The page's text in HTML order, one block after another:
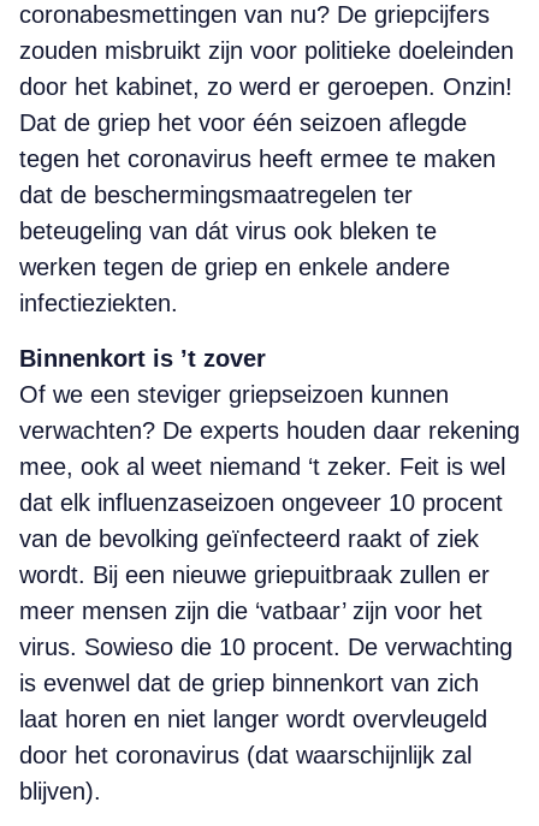
coronabesmettingen van nu? De griepcijfers
zouden misbruikt zijn voor politieke doeleinden
door het kabinet, zo werd er geroepen. Onzin!
Dat de griep het voor één seizoen aflegde
tegen het coronavirus heeft ermee te maken
dat de beschermingsmaatregelen ter
beteugeling van dát virus ook bleken te
werken tegen de griep en enkele andere
infectieziekten.
Binnenkort is ’t zover
Of we een steviger griepseizoen kunnen
verwachten? De experts houden daar rekening
mee, ook al weet niemand ‘t zeker. Feit is wel
dat elk influenzaseizoen ongeveer 10 procent
van de bevolking geïnfecteerd raakt of ziek
wordt. Bij een nieuwe griepuitbraak zullen er
meer mensen zijn die ‘vatbaar’ zijn voor het
virus. Sowieso die 10 procent. De verwachting
is evenwel dat de griep binnenkort van zich
laat horen en niet langer wordt overvleugeld
door het coronavirus (dat waarschijnlijk zal
blijven).